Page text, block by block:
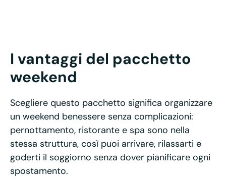
I vantaggi del pacchetto
weekend
Scegliere questo pacchetto significa organizzare
un weekend benessere senza complicazioni:
pernottamento, ristorante e spa sono nella
stessa struttura, così puoi arrivare, rilassarti e
goderti il soggiorno senza dover pianificare ogni
spostamento.